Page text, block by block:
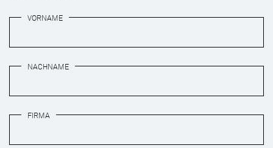
VORNAME
NACHNAME
FIRMA